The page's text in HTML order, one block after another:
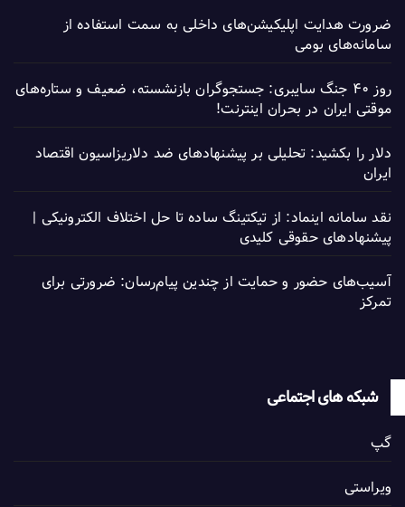
ضرورت هدایت اپلیکیشن‌های داخلی به سمت استفاده از
سامانه‌های بومی
روز ۴۰ جنگ سایبری: جستجوگران بازنشسته، ضعیف و ستاره‌های
موقتی ایران در بحران اینترنت!
دلار را بکشید: تحلیلی بر پیشنهادهای ضد دلاریزاسیون اقتصاد
ایران
نقد سامانه اینماد: از تیکتینگ ساده تا حل اختلاف الکترونیکی |
پیشنهادهای حقوقی کلیدی
آسیب‌های حضور و حمایت از چندین پیام‌رسان: ضرورتی برای
تمرکز
شبکه های اجتماعی
گپ
ویراستی